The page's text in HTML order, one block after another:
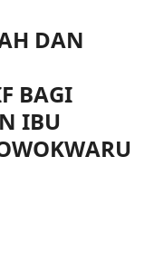
DAN
BAGI
IBU